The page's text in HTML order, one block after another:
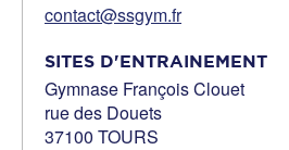
contact@ssgym.fr
SITES D'ENTRAINEMENT
Gymnase François Clouet
rue des Douets
37100 TOURS